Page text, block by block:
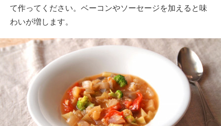
て作ってください。ベーコンやソーセージを加えると味
わいが増します。